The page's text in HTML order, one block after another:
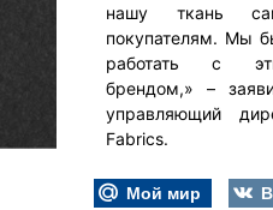
нашу ткань
покупателям. Мы
работать с
брендом,» –
управляющий
Fabrics.
Мой мир